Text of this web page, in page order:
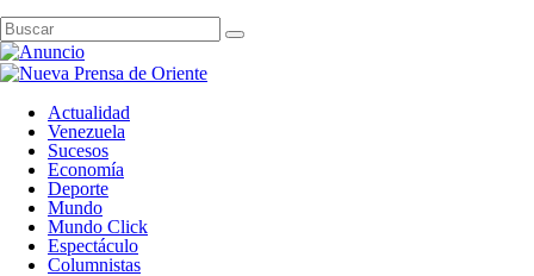
Actualidad
Venezuela
Sucesos
Economía
Deporte
Mundo
Mundo Click
Espectáculo
Columnistas